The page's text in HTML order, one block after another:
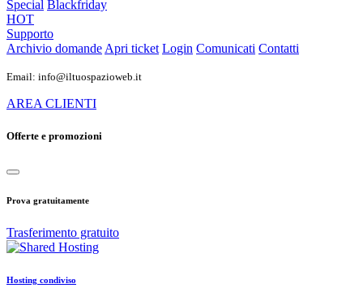
Special Blackfriday
HOT
Supporto
Archivio domandeApri ticket Login Comunicati Contatti
Email: info@iltuospazioweb.it
AREA CLIENTI
Offerte e promozioni
Prova gratuitamente
Trasferimento gratuito
Hosting condiviso